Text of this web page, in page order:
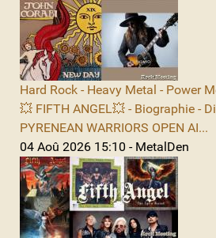
Hard Rock - Heavy Metal - Power
💥 FIFTH ANGEL💥 - Biographie -
PYRENEAN WARRIORS OPEN AI...
04 Aoû 2026 15:10 - MetalDen